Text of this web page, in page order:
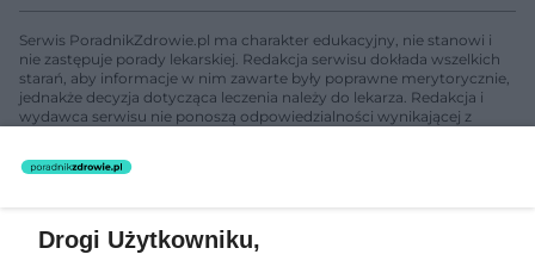
Serwis PoradnikZdrowie.pl ma charakter edukacyjny, nie stanowi i
nie zastępuje porady lekarskiej. Redakcja serwisu dokłada wszelkich
starań, aby informacje w nim zawarte były poprawne merytorycznie,
jednakże decyzja dotycząca leczenia należy do lekarza. Redakcja i
wydawca serwisu nie ponoszą odpowiedzialności wynikającej z
świadczeń zdrowotnych w rozumieniu art. 3 ust 1 ustawy o
Drogi Użytkowniku,